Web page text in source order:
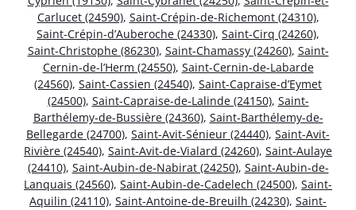
Carlucet (24590), Saint-Crépin-de-Richemont (24310),
Saint-Crépin-d’Auberoche (24330), Saint-Cirq (24260),
Saint-Christophe (86230), Saint-Chamassy (24260), Saint-
Cernin-de-l’Herm (24550), Saint-Cernin-de-Labarde
(24560), Saint-Cassien (24540), Saint-Capraise-d’Eymet
(24500), Saint-Capraise-de-Lalinde (24150), Saint-
Barthélemy-de-Bussière (24360), Saint-Barthélemy-de-
Bellegarde (24700), Saint-Avit-Sénieur (24440), Saint-Avit-
Rivière (24540), Saint-Avit-de-Vialard (24260), Saint-Aulaye
(24410), Saint-Aubin-de-Nabirat (24250), Saint-Aubin-de-
Lanquais (24560), Saint-Aubin-de-Cadelech (24500), Saint-
Aquilin (24110), Saint-Antoine-de-Breuilh (24230), Saint-